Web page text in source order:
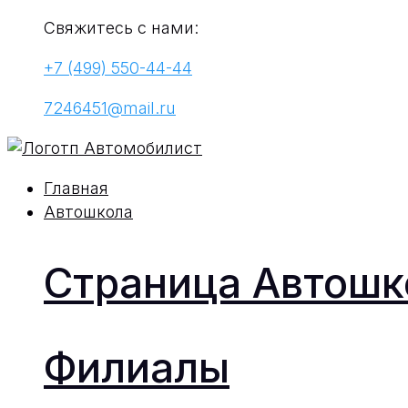
Свяжитесь с нами:
+7 (499) 550-44-44
7246451@mail.ru
Главная
Автошкола
Страница
Филиалы